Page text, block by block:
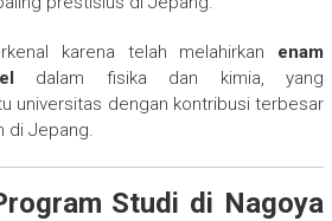
karena telah melahirkan enam
dalam fisika dan kimia, yang
universitas dengan kontribusi terbesar
di Jepang.
Studi di Nagoya